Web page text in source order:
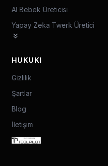
AI Bebek Üreticisi
Yapay Zeka Twerk Üretici
HUKUKI
Gizlilik
Şartlar
Blog
İletişim